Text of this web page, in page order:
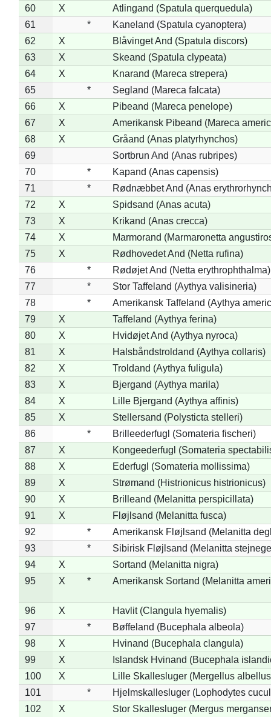
60
X
Atlingand (Spatula querquedula)
61
*
Kaneland (Spatula cyanoptera)
62
X
Blåvinget And (Spatula discors)
63
X
Skeand (Spatula clypeata)
64
X
Knarand (Mareca strepera)
65
*
Segland (Mareca falcata)
66
X
Pibeand (Mareca penelope)
67
X
Amerikansk Pibeand (Mareca
68
X
Gråand (Anas platyrhynchos)
69
Sortbrun And (Anas rubripes)
70
*
Kapand (Anas capensis)
71
*
Rødnæbbet And (Anas
72
X
Spidsand (Anas acuta)
73
X
Krikand (Anas crecca)
74
X
Marmorand (Marmaronetta
75
X
Rødhovedet And (Netta rufina)
76
*
Rødøjet And (Netta erythrophthalma)
77
*
Stor Taffeland (Aythya valisineria)
78
*
Amerikansk Taffeland (Aythya
79
X
Taffeland (Aythya ferina)
80
X
Hvidøjet And (Aythya nyroca)
81
X
Halsbåndstroldand (Aythya collaris)
82
X
Troldand (Aythya fuligula)
83
X
Bjergand (Aythya marila)
84
X
Lille Bjergand (Aythya affinis)
85
X
Stellersand (Polysticta stelleri)
86
*
Brilleederfugl (Somateria fischeri)
87
X
Kongeederfugl (Somateria
88
X
Ederfugl (Somateria mollissima)
89
X
Strømand (Histrionicus histrionicus)
90
X
Brilleand (Melanitta perspicillata)
91
X
Fløjlsand (Melanitta fusca)
92
*
Amerikansk Fløjlsand (Melanitta
93
*
Sibirisk Fløjlsand (Melanitta
94
X
Sortand (Melanitta nigra)
95
X * Amerikansk Sortand (Melanitta
96 X
Havlit (Clangula hyemalis)
97
*
Bøffeland (Bucephala albeola)
98
X
Hvinand (Bucephala clangula)
99
X
Islandsk Hvinand (Bucephala
100
X
Lille Skallesluger (Mergellus
101
*
Hjelmskallesluger (Lophodytes
102
X Stor Skallesluger (Mergus